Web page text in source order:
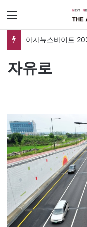
아자뉴스바이트
자유로